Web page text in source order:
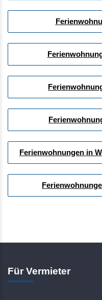
Ferienwohnungen in
Für Vermieter